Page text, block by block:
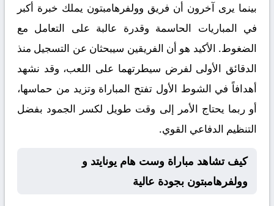
بينما يرى آخرون أن فريق وولفرهامبتون يملك خبرة أكبر
في المباريات الحاسمة وقدرة عالبة على التعامل مع
الضغوط. الأكيد هو أن الفريقين سيبحثان عن التسجيل منذ
الدقائق الأولى لفرض سيطرتهما على اللعب، وقد نشهد
أهدافاً في الشوط الأول تفتح المباراة وتزيد من حماسها،
أو ربما يحتاج الأمر إلى وقت طويل لكسر الجمود بفضل
التنظيم الدفاعي القوي.
كيف تشاهد مباراة وست هام يونايتد و
وولفرهامبتون بجودة عالية